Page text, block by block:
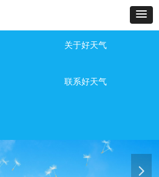
关于好天气
联系好天气
넲